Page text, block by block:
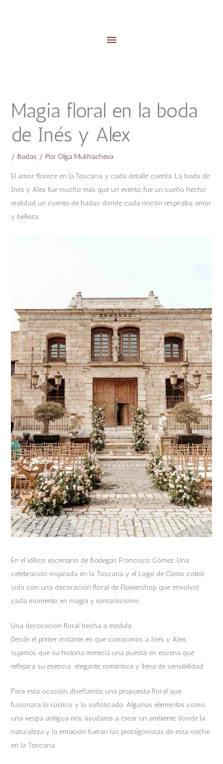
principal
Magia floral en la boda
de Inés y Alex
/ Bodas / Por Olga Mukhacheva
El amor florece en la.Toscana, y cada detalle cuenta. La boda de
Inés y Alex fue mucho más que un evento, fue un sueño hecho
realidad, un cuento de hadas donde cada rincón respiraba amor
y belleza.
En el idílico escenario de Bodegas Francisco Gómez. Una
celebración inspirada en la Toscana y el Lago de Como cobró
vida con una decoración floral de Flowershop que envolvió
cada momento en magia y romanticismo.
Una decoración floral hecha a medida
Desde el primer instante en que conocimos a Inés y Alex,
supimos que su historia merecía una puesta en escena que
reflejara su esencia: elegante, romántica y llena de sensibilidad.
Para esta ocasión, diseñamos una propuesta floral que
fusionara lo rústico y lo sofisticado. Algunos elementos como
una vespa antigua nos ayudaros a crear un ambiente donde la
naturaleza y la emoción fueran las protagonistas de esta noche
en la Toscana.